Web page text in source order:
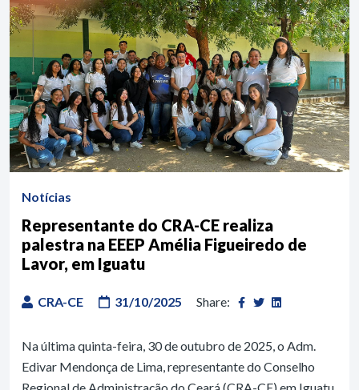
Notícias
Representante do CRA-CE realiza
palestra na EEEP Amélia Figueiredo de
Lavor, em Iguatu
CRA-CE 31/10/2025 Share:
Na última quinta-feira, 30 de outubro de 2025, o Adm.
Edivar Mendonça de Lima, representante do Conselho
Regional de Administração do Ceará (CRA-CE) em Iguatu,